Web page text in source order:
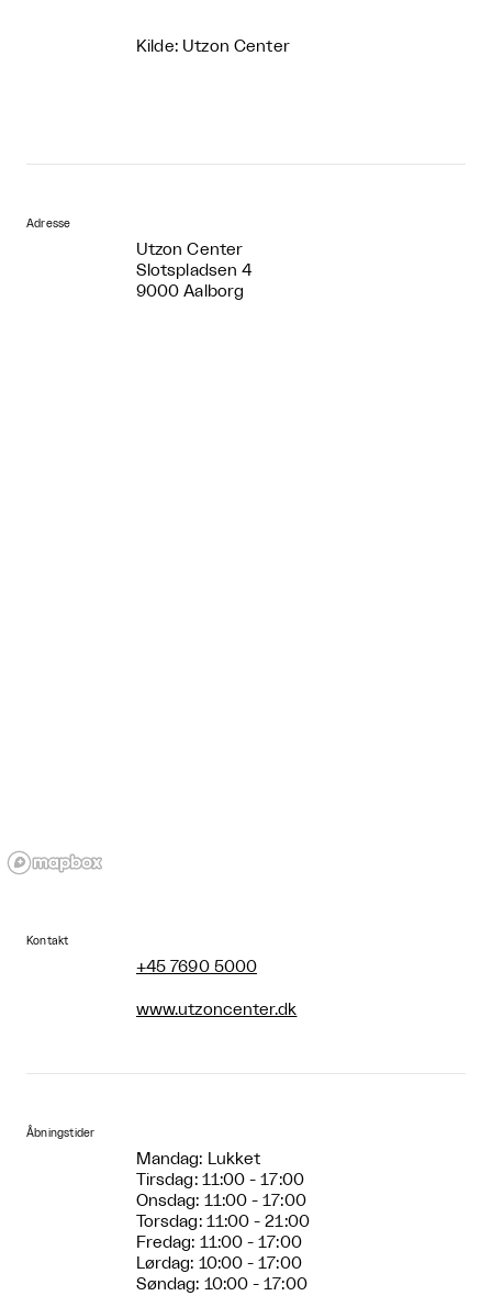
Kilde: Utzon Center
Adresse
Utzon Center
Slotspladsen 4
9000 Aalborg
Kontakt
+45 7690 5000
www.utzoncenter.dk
Åbningstider
Mandag: Lukket
Tirsdag: 11:00 - 17:00
Onsdag: 11:00 - 17:00
Torsdag: 11:00 - 21:00
Fredag: 11:00 - 17:00
Lørdag: 10:00 - 17:00
Søndag: 10:00 - 17:00